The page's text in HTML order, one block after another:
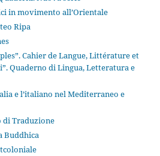
in movimento all’Orientale
Ripa
Cahier de Langue, Littérature et
Quaderno di Lingua, Letteratura e
e l’italiano nel Mediterraneo e
di Traduzione
Buddhica